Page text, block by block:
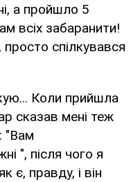
а пройшло 5
всіх забаранити!
спілкувався
Коли прийшла
сказав мені теж
"Вам
", після чого я
є, правду, і він